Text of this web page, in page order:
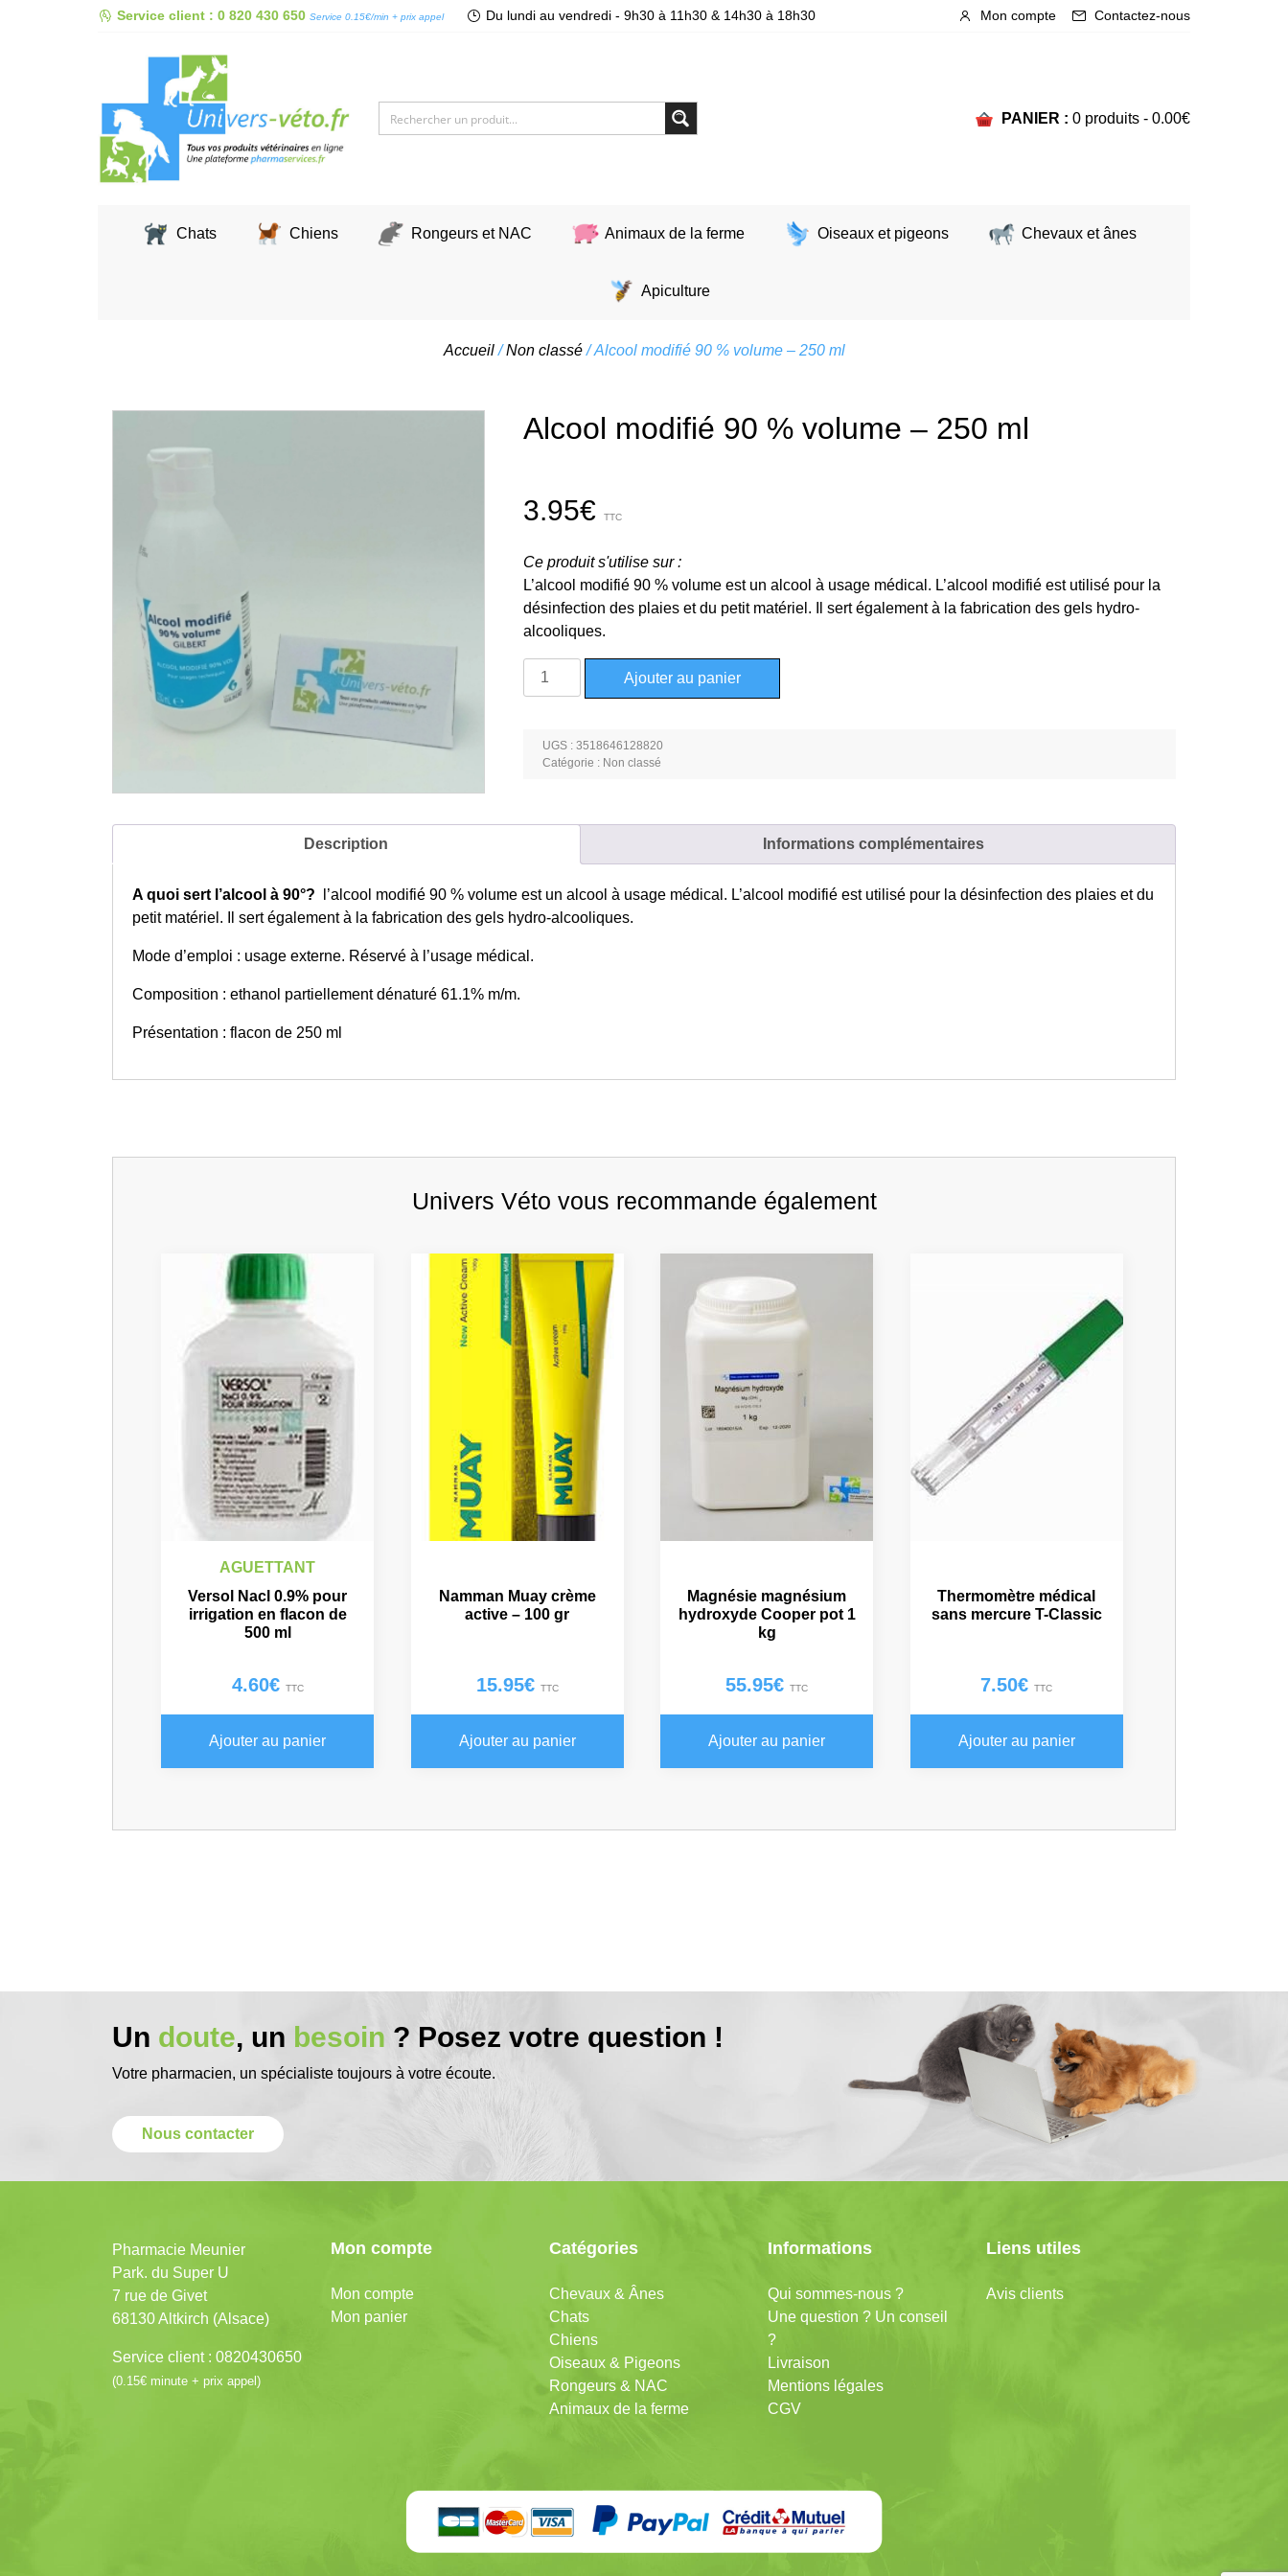
Service client : 0 820 430 650 Service 0.15€/min + prix appel Du lundi au vendredi - 9h30 à 11h30 & 14h30 à 18h30 Mon compte Contactez-nous
PANIER : 0 produits - 0.00€
Chats Chiens Rongeurs et NAC Animaux de la ferme Oiseaux et pigeons Chevaux et ânes
Apiculture
Accueil/Non classé/ Alcool modifié 90 % volume – 250 ml
Alcool modifié 90 % volume – 250 ml
3.95€ TTC
Ce produit s'utilise sur :
L’alcool modifié 90 % volume est un alcool à usage médical. L’alcool modifié est utilisé pour la
désinfection des plaies et du petit matériel. Il sert également à la fabrication des gels hydro-
alcooliques.
quantité
de
modifié
-
Ajouter au panier
UGS : 3518646128820
Catégorie : Non classé
Description Informations complémentaires
A quoi sert l’alcool à 90°?
l’alcool modifié 90 % volume est un alcool à usage médical. L’alcool modifié est utilisé pour la désinfection des plaies et du
petit matériel. Il sert également à la fabrication des gels hydro-alcooliques.
Mode d’emploi : usage externe. Réservé à l’usage médical.
Composition : ethanol partiellement dénaturé 61.1% m/m.
Présentation : flacon de 250 ml
Univers Véto vous recommande également
AGUETTANT
Versol Nacl 0.9% pour
irrigation en flacon de
500 ml
4.60€ TTC
Ajouter au panier
Namman Muay crème
active – 100 gr
15.95€ TTC
Ajouter au panier
Magnésie magnésium
hydroxyde Cooper pot 1
kg
55.95€ TTC
Ajouter au panier
Thermomètre médical
sans mercure T-Classic
7.50€ TTC
Ajouter au panier
Un doute, un besoin ? Posez votre question !
Votre pharmacien, un spécialiste toujours à votre écoute.
Nous contacter
Pharmacie Meunier
Park. du Super U
7 rue de Givet
68130 Altkirch (Alsace)
Service client : 0820430650
(0.15€ minute + prix appel)
Mon compte
Mon compte
Mon panier
Catégories
Chevaux & Ânes
Chats
Chiens
Oiseaux & Pigeons
Rongeurs & NAC
Animaux de la ferme
Informations
Qui sommes-nous ?
Une question ? Un conseil
?
Livraison
Mentions légales
CGV
Liens utiles
Avis clients